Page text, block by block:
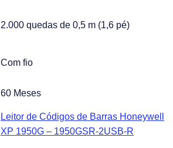
2.000 quedas de 0,5 m (1,6 pé)
Com fio
60 Meses
Leitor de Códigos de Barras Honeywell
XP 1950G – 1950GSR-2USB-R